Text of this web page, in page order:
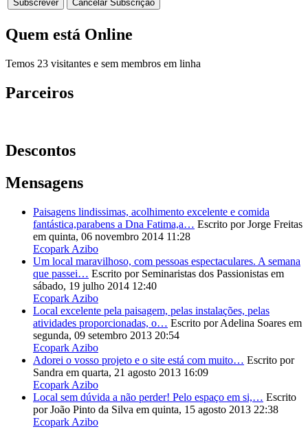
Quem está Online
Temos 23 visitantes e sem membros em linha
Parceiros
Descontos
Mensagens
Paisagens lindissimas, acolhimento excelente e comida
fantástica,parabens a Dna Fatima,a… Escrito por Jorge Freitas
em quinta, 06 novembro 2014 11:28
Ecopark Azibo
Um local maravilhoso, com pessoas espectaculares. A semana
que passei… Escrito por Seminaristas dos Passionistas em
sábado, 19 julho 2014 12:40
Ecopark Azibo
Local excelente pela paisagem, pelas instalações, pelas
atividades proporcionadas, o… Escrito por Adelina Soares em
segunda, 09 setembro 2013 20:54
Ecopark Azibo
Adorei o vosso projeto e o site está com muito… Escrito por
Sandra em quarta, 21 agosto 2013 16:09
Ecopark Azibo
Local sem dúvida a não perder! Pelo espaço em si,… Escrito
por João Pinto da Silva em quinta, 15 agosto 2013 22:38
Ecopark Azibo